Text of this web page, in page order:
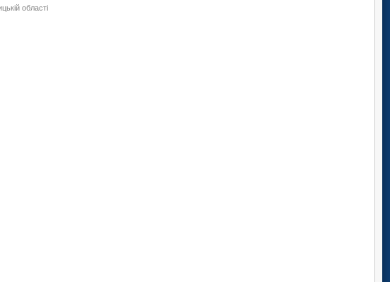
області